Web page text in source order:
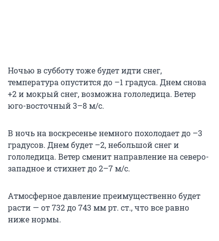
Ночью в субботу тоже будет идти снег,
температура опустится до –1 градуса. Днем снова
+2 и мокрый снег, возможна гололедица. Ветер
юго-восточный 3–8 м/с.
В ночь на воскресенье немного похолодает до –3
градусов. Днем будет –2, небольшой снег и
гололедица. Ветер сменит направление на северо-
западное и стихнет до 2–7 м/с.
Атмосферное давление преимущественно будет
расти — от 732 до 743 мм рт. ст., что все равно
ниже нормы.